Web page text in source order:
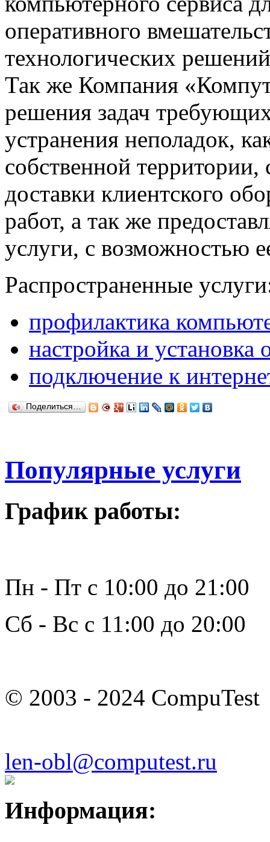
оперативного
технологических
Так же Компания
решения задач
устранения неполадок,
собственной
доставки клиентского
работ, а так же
услуги, с возможностью
Распространенные
профилактика
настройка и
подключение к
Поделиться…
Популярные услуги
График работы:
Пн - Пт с 10:00 до 21:00
Сб - Вс с 11:00 до 20:00
© 2003 - 2024 CompuTest
len-obl@computest.ru
Информация: